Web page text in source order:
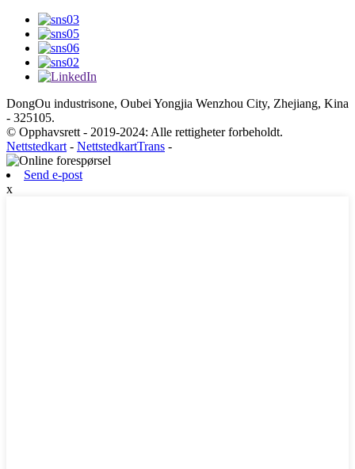
DongOu industrisone, Oubei Yongjia Wenzhou City, Zhejiang, Kina
- 325105.
© Opphavsrett - 2019-2024: Alle rettigheter forbeholdt.
Nettstedkart - NettstedkartTrans -
Send e-post
x